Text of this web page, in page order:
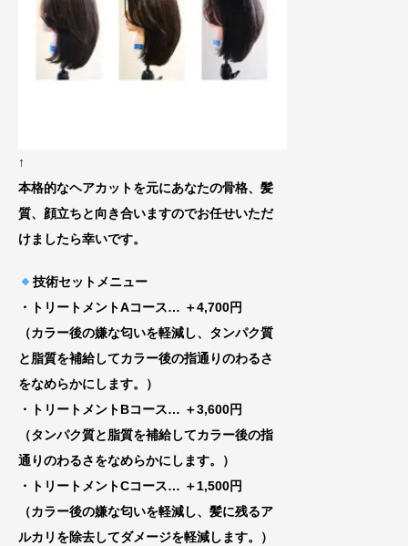
↑
本格的なヘアカットを元にあなたの骨格、 髪
質、顔立ちと向き合いますのでお任せいただ
けましたら幸いです。
技術セットメニュー
・トリートメントAコース… ＋4,700円
（カラー後の嫌な匂いを軽減し、タンパク質
と脂質を補給してカラー後の指通りのわるさ
をなめらかにします。）
・トリートメントBコース… ＋3,600円
（タンパク質と脂質を補給してカラー後の指
通りのわるさをなめらかにします。）
・トリートメントCコース… ＋1,500円
（カラー後の嫌な匂いを軽減し、髪に残るア
ルカリを除去してダメージを軽減します。）